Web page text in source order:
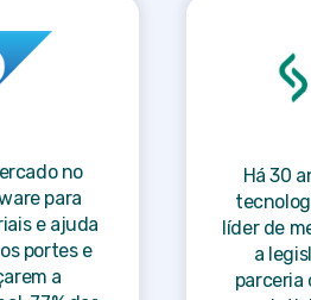
no
para
e ajuda
portes e
a
Há 30
líder de
a
parceria